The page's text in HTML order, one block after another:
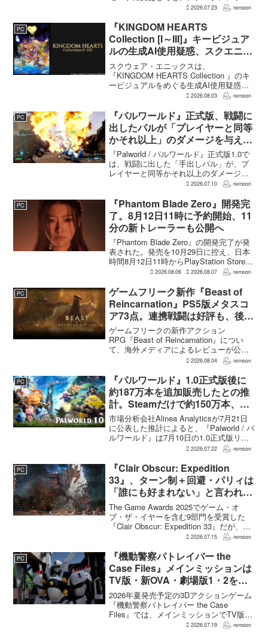
収集要素、エンディングに違いはない。
難度のNEW GAME+も用意されてい
る。...
2026.07.23 remoon
PC
『KINGDOM HEARTS
Collection [I～III]』キービジュア
ルの生成AI使用疑惑、スクエニが
否定――不自然な描写は「人為的
ミス」
スクウェア・エニックスは、
『KINGDOM HEARTS Collection 』のキ
ービジュアルをめぐる生成AI使用疑惑に
ついて、問題となったアセットは開発チ
不自然な箇所は「人為的ミス」によるも
のだと...
2026.08.03 remoon
PC
『パルワールド』正式版、戦闘に
出したパルが「プレイヤーと同等
かそれ以上」のダメージを与えら
れるように
『Palworld / パルワールド』正式版1.0で
は、戦闘に出した「手出しパル」が、プ
レイヤーと同等かそれ以上のダメージを
敵に与えられるようになった。ほぼすべ
挙動、クールダウン時間、使いやすさが
見直され...
2026.07.10 remoon
PC
『Phantom Blade Zero』開発完
了。8月12日11時に予約開始、11
分の新トレーラーも公開へ
『Phantom Blade Zero』の開発完了が発
表された。発売を10月29日に控え、日本
時間8月12日11時からPlayStation Store、
Steam、Epic Games Storeで予約受付が
2026.08.06 2026.08.07 remoon
PC
ゲームフリーク新作『Beast of
Reincarnation』PS5版メタスコ
ア73点。連携戦闘は好評も、後半
の“ボス再戦続き”には不満
ゲームフリークの新作アクション
RPG『Beast of Reincarnation』につい
て、海外メディアによるレビューが公開
された。PS5版のメタスコアは73。採点
否両論で、不評に分類されたレビュ...
2026.08.04 remoon
PC
『パルワールド』1.0正式版後に
約187万本を追加販売したとの推
計。Steamだけで約150万本、累
計3050万本規模
市場分析会社Alinea Analyticsが7月21日
に公表した推計によると、『Palworld / パ
ルワールド』は7月10日の1.0正式版リリ
ース後、Steamで約150万本、PS5で約30
各プ...
2026.07.22 remoon
PC
『Clair Obscur: Expedition
33』、ターン制＋回避・パリィは
「誰にも好まれない」と言われて
いた 開発陣は実際に遊んだ面白
さを優先
The Game Awards 2025でゲーム・オ
ブ・ザ・イヤーを含む9部門を受賞した
『Clair Obscur: Expedition 33』だが、タ
ーン制バトルに回避やパリィを組み合わ
い」と何度も言...
2026.07.15 remoon
PC
『機動警察パトレイバー the
Case Files』メインミッションは
TV版・新OVA・劇場版1・2をカ
バー。零式とヘルハウンドを動か
すため“アナザーサイドミッショ
ン”を実装
2026年夏発売予定の3Dアクションゲーム
『機動警察パトレイバー the Case
Files』では、メインミッションでTV版、
新OVA、劇場版第1作・第2作の範囲をカ
2026.07.19 remoon